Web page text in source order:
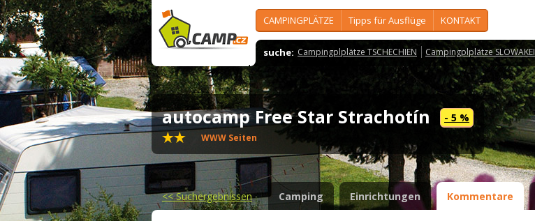
CAMPINGPLÄTZE Tipps für Ausflüge KONTAKT
suche: Campingplplätze TSCHECHIEN Campingplplätze SLOWAKEI
autocamp Free Star Strachotín - 5 %
WWW Seiten
<<Suchergebnissen Camping Einrichtungen Kommentare